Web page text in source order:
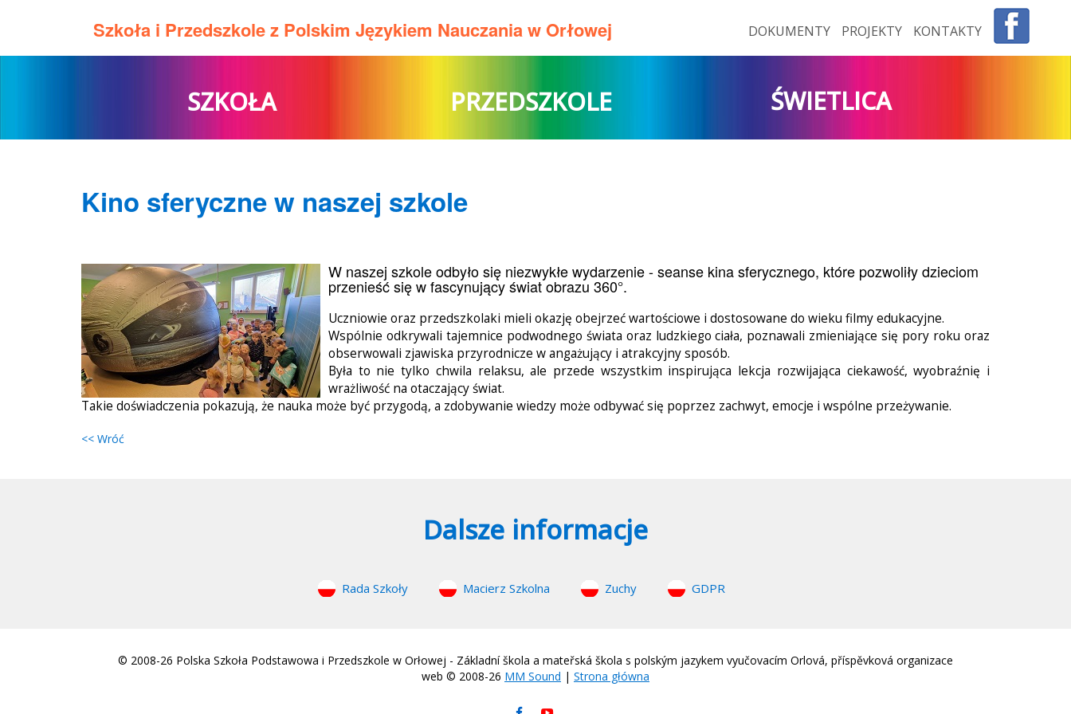
Szkoła i Przedszkole z Polskim Językiem Nauczania w Orłowej DOKUMENTY PROJEKTY KONTAKTY
SZKOŁA PRZEDSZKOLE ŚWIETLICA
Kino sferyczne w naszej szkole
W naszej szkole odbyło się niezwykłe wydarzenie - seanse kina sferycznego, które pozwoliły dzieciom
przenieść się w fascynujący świat obrazu 360°.
Uczniowie oraz przedszkolaki mieli okazję obejrzeć wartościowe i dostosowane do wieku filmy edukacyjne.
Wspólnie odkrywali tajemnice podwodnego świata oraz ludzkiego ciała, poznawali zmieniające się pory roku oraz
obserwowali zjawiska przyrodnicze w angażujący i atrakcyjny sposób.
Była to nie tylko chwila relaksu, ale przede wszystkim inspirująca lekcja rozwijająca ciekawość, wyobraźnię i
wrażliwość na otaczający świat.
Takie doświadczenia pokazują, że nauka może być przygodą, a zdobywanie wiedzy może odbywać się poprzez zachwyt, emocje i wspólne przeżywanie.
<< Wróć
Dalsze informacje
Rada Szkoły Macierz Szkolna Zuchy GDPR
© 2008-26 Polska Szkoła Podstawowa i Przedszkole w Orłowej - Základní škola a mateřská škola s polským jazykem vyučovacím Orlová, příspěvková organizace
web © 2008-26 MM Sound | Strona główna